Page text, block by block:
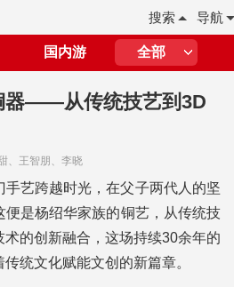
导航
搜索
国内游 全部
器——从传统技艺到3D
、王智朋、李晓
手艺跨越时光，在父子两代人的坚
便是杨绍华家族的铜艺，从传统技
的创新融合，这场持续30余年的
统文化赋能文创的新篇章。